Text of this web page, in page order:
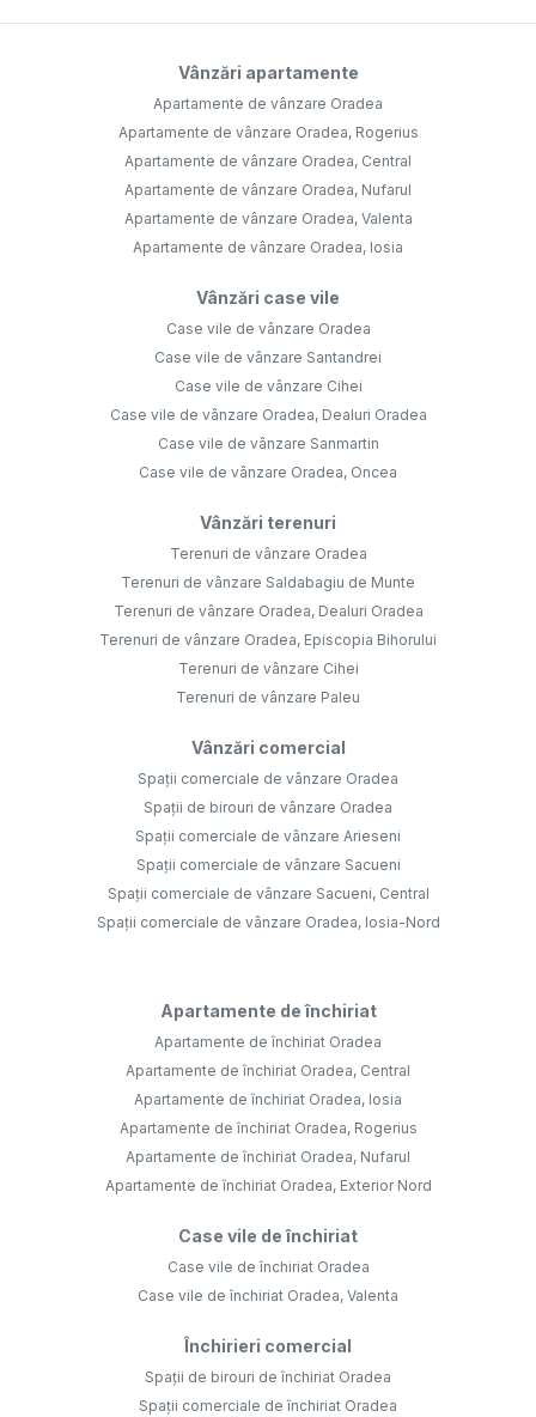
Vânzări apartamente
Apartamente de vânzare Oradea
Apartamente de vânzare Oradea, Rogerius
Apartamente de vânzare Oradea, Central
Apartamente de vânzare Oradea, Nufarul
Apartamente de vânzare Oradea, Valenta
Apartamente de vânzare Oradea, Iosia
Vânzări case vile
Case vile de vânzare Oradea
Case vile de vânzare Santandrei
Case vile de vânzare Cihei
Case vile de vânzare Oradea, Dealuri Oradea
Case vile de vânzare Sanmartin
Case vile de vânzare Oradea, Oncea
Vânzări terenuri
Terenuri de vânzare Oradea
Terenuri de vânzare Saldabagiu de Munte
Terenuri de vânzare Oradea, Dealuri Oradea
Terenuri de vânzare Oradea, Episcopia Bihorului
Terenuri de vânzare Cihei
Terenuri de vânzare Paleu
Vânzări comercial
Spații comerciale de vânzare Oradea
Spații de birouri de vânzare Oradea
Spații comerciale de vânzare Arieseni
Spații comerciale de vânzare Sacueni
Spații comerciale de vânzare Sacueni, Central
Spații comerciale de vânzare Oradea, Iosia-Nord
Apartamente de închiriat
Apartamente de închiriat Oradea
Apartamente de închiriat Oradea, Central
Apartamente de închiriat Oradea, Iosia
Apartamente de închiriat Oradea, Rogerius
Apartamente de închiriat Oradea, Nufarul
Apartamente de închiriat Oradea, Exterior Nord
Case vile de închiriat
Case vile de închiriat Oradea
Case vile de închiriat Oradea, Valenta
Închirieri comercial
Spații de birouri de închiriat Oradea
Spații comerciale de închiriat Oradea